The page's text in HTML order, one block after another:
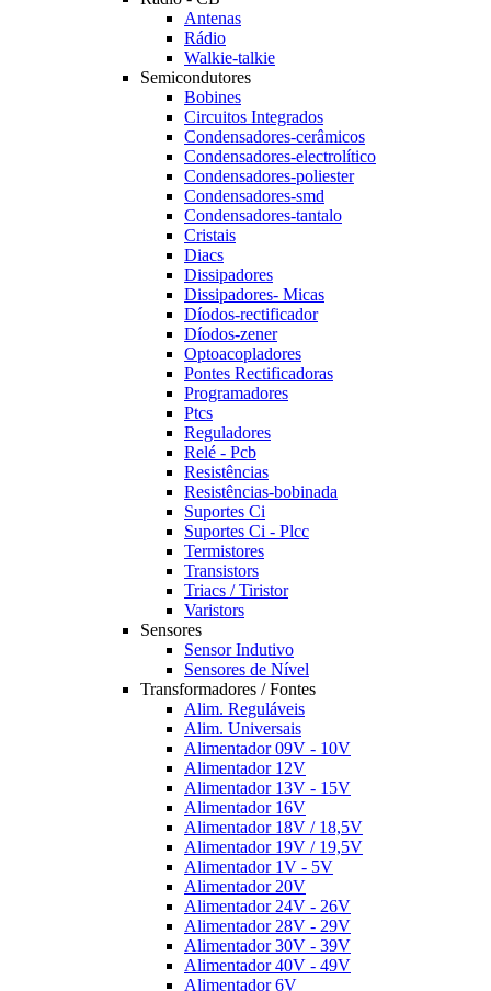
Antenas
Rádio
Walkie-talkie
Semicondutores
Bobines
Circuitos Integrados
Condensadores-cerâmicos
Condensadores-electrolítico
Condensadores-poliester
Condensadores-smd
Condensadores-tantalo
Cristais
Diacs
Dissipadores
Dissipadores- Micas
Díodos-rectificador
Díodos-zener
Optoacopladores
Pontes Rectificadoras
Programadores
Ptcs
Reguladores
Relé - Pcb
Resistências
Resistências-bobinada
Suportes Ci
Suportes Ci - Plcc
Termistores
Transistors
Triacs / Tiristor
Varistors
Sensores
Sensor Indutivo
Sensores de Nível
Transformadores / Fontes
Alim. Reguláveis
Alim. Universais
Alimentador 09V - 10V
Alimentador 12V
Alimentador 13V - 15V
Alimentador 16V
Alimentador 18V / 18,5V
Alimentador 19V / 19,5V
Alimentador 1V - 5V
Alimentador 20V
Alimentador 24V - 26V
Alimentador 28V - 29V
Alimentador 30V - 39V
Alimentador 40V - 49V
Alimentador 6V